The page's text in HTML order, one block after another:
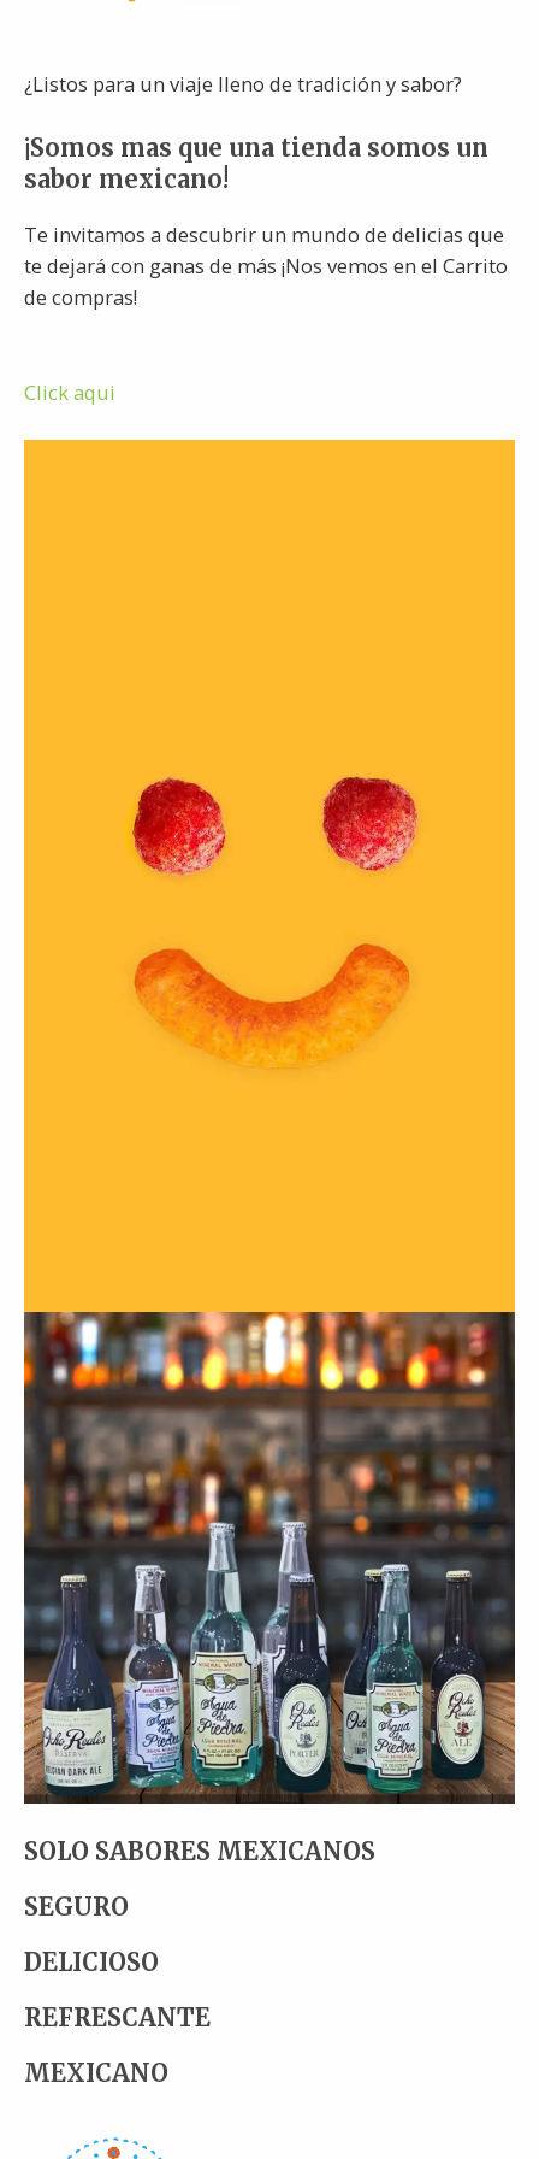
¿Listos para un viaje lleno de tradición y sabor?
¡Somos mas que una tienda somos un
sabor mexicano!
Te invitamos a descubrir un mundo de delicias que
te dejará con ganas de más ¡Nos vemos en el Carrito
de compras!
Click aqui
SOLO SABORES MEXICANOS
SEGURO
DELICIOSO
REFRESCANTE
MEXICANO